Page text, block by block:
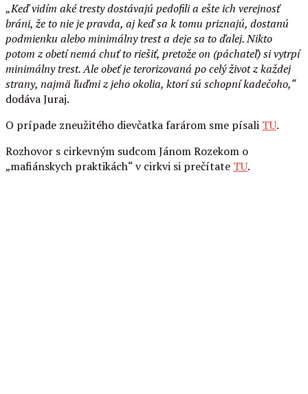
„Keď vidím aké tresty dostávajú pedofili a ešte ich verejnosť
bráni, že to nie je pravda, aj keď sa k tomu priznajú, dostanú
podmienku alebo minimálny trest a deje sa to ďalej. Nikto
potom z obetí nemá chuť to riešiť, pretože on (páchateľ) si vytrpí
minimálny trest. Ale obeť je terorizovaná po celý život z každej
strany, najmä ľuďmi z jeho okolia, ktorí sú schopní kadečoho,“
dodáva Juraj.
O prípade zneužitého dievčatka farárom sme písali TU.
Rozhovor s cirkevným sudcom Jánom Rozekom o
„mafiánskych praktikách“ v cirkvi si prečítate TU.